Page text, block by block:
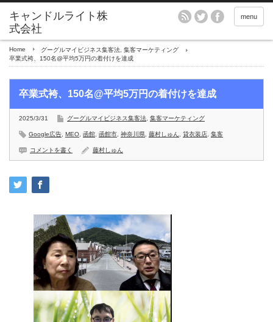
menu
Home グーグルマイビジネス集客法 集客マーケティング
卒業式袴、150名@平均5万円の着付けを達成
卒業式袴、150名@平均5万円の着付けを達成
2025/3/31 グーグルマイビジネス集客法 集客マーケティング
Google広告 MEO 函館 函館市 神奈川県 藤村しゅん 貸衣装店 集客
コメントを書く 藤村しゅん